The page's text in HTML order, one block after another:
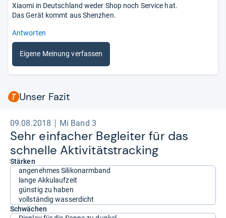
Xiaomi in Deutschland weder Shop noch Service hat.
Das Gerät kommt aus Shenzhen.
Antworten
Eigene Meinung verfassen
Unser Fazit
09.08.2018 Mi Band 3
Sehr ein­fa­cher Beglei­ter für das
schnelle Akti­vi­täts­tracking
Stärken
angenehmes Silikonarmband
lange Akkulaufzeit
günstig zu haben
vollständig wasserdicht
Schwächen